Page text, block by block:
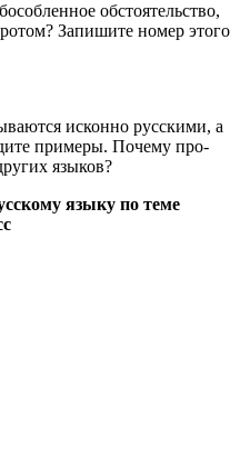
обстоятельство,
Запишите номер этого
исконно русскими, а
примеры. Почему про­
языков?
языку по теме